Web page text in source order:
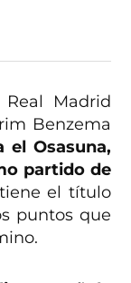
Madrid
Benzema
el Osasuna,
partido de
el título
puntos que